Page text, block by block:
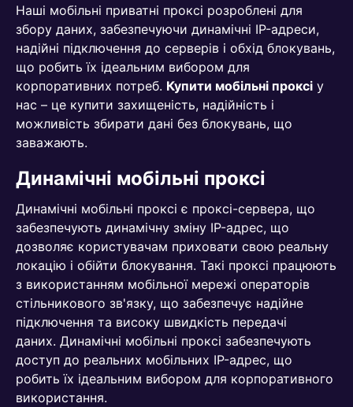
Наші мобільні приватні проксі розроблені для
збору даних, забезпечуючи динамічні IP-адреси,
надійні підключення до серверів і обхід блокувань,
що робить їх ідеальним вибором для
корпоративних потреб. Купити мобільні проксі у
нас – це купити захищеність, надійність і
можливість збирати дані без блокувань, що
заважають.
Динамічні мобільні проксі
Динамічні мобільні проксі є проксі-сервера, що
забезпечують динамічну зміну IP-адрес, що
дозволяє користувачам приховати свою реальну
локацію і обійти блокування. Такі проксі працюють
з використанням мобільної мережі операторів
стільникового зв'язку, що забезпечує надійне
підключення та високу швидкість передачі
даних. Динамічні мобільні проксі забезпечують
доступ до реальних мобільних IP-адрес, що
робить їх ідеальним вибором для корпоративного
використання.